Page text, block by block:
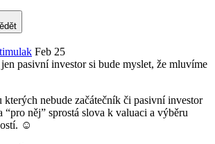
Feb 25
pasivní investor si bude myslet, že mluvíme
nebude začátečník či pasivní investor
“pro něj” sprostá slova k valuaci a výběru
☺️